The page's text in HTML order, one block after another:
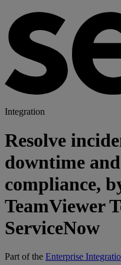
Integration
Resolve
downtime
compliance,
TeamViewer
ServiceNow
Part of the Enterprise